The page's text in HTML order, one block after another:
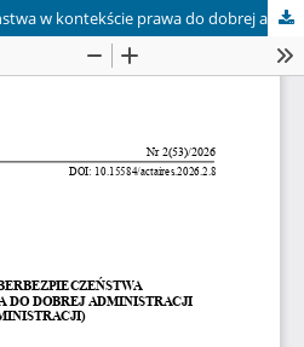
Prawo do cyberbezpieczeństwa w kontekście prawa do dobrej administracji (e-administracji)